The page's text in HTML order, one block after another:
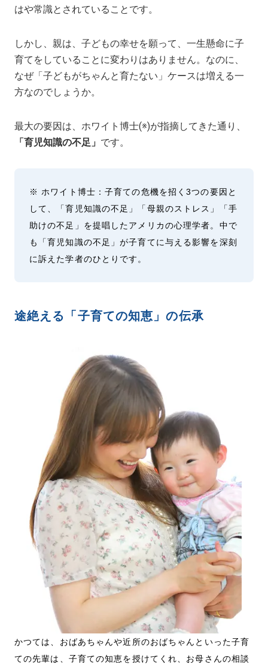
はや常識とされていることです。
しかし、親は、子どもの幸せを願って、一生懸命に子
育てをしていることに変わりはありません。なのに、
なぜ「子どもがちゃんと育たない」ケースは増える一
方なのでしょうか。
最大の要因は、ホワイト博士(※)が指摘してきた通り、
「育児知識の不足」 です。
※ ホワイト博士：子育ての危機を招く3つの要因と
して、「育児知識の不足」「母親のストレス」「手
助けの不足」を提唱したアメリカの心理学者。中で
も「育児知識の不足」が子育てに与える影響を深刻
に訴えた学者のひとりです。
途絶える「子育ての知恵」の伝承
かつては、おばあちゃんや近所のおばちゃんといった子育
ての先輩は、子育ての知恵を授けてくれ、お母さんの相談